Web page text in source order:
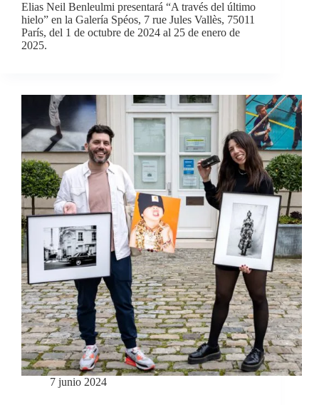
Elias Neil Benleulmi presentará “A través del último
hielo” en la Galería Spéos, 7 rue Jules Vallès, 75011
París, del 1 de octubre de 2024 al 25 de enero de
2025.
7 junio 2024